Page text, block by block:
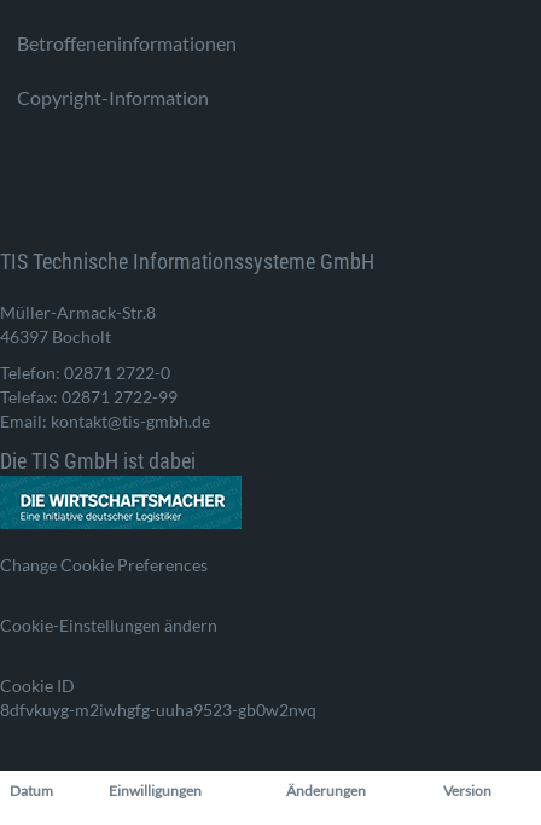
Betroffeneninformationen
Copyright-Information
TIS Technische Informationssysteme GmbH
Müller-Armack-Str.8
46397 Bocholt
Telefon: 02871 2722-0
Telefax: 02871 2722-99
Email: kontakt@tis-gmbh.de
Die TIS GmbH ist dabei
Change Cookie Preferences
Cookie-Einstellungen ändern
Cookie ID
8dfvkuyg-m2iwhgfg-uuha9523-gb0w2nvq
Datum Einwilligungen Änderungen Version